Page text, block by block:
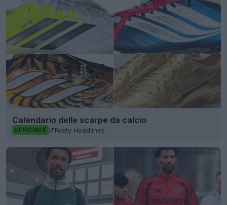
Calendario delle scarpe da calcio
UFFICIALE Footy Headlines